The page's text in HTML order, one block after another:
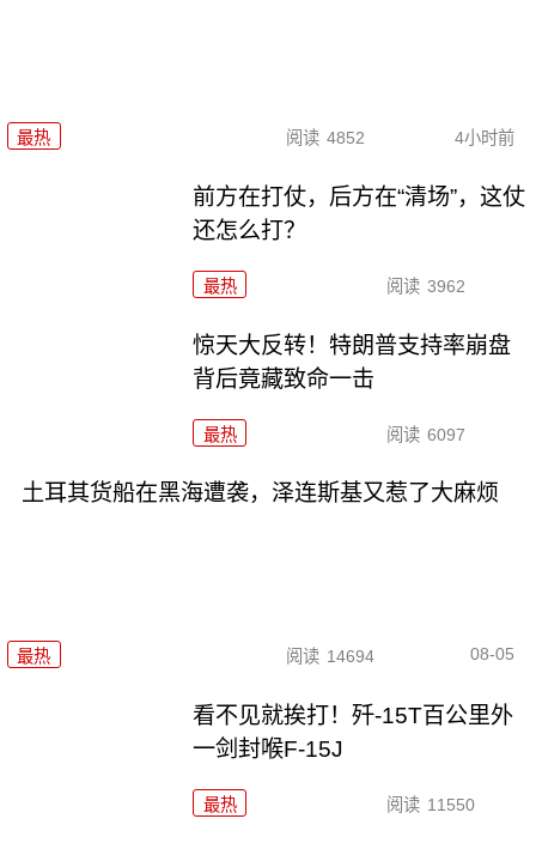
最热 阅读 4852 4小时前
前方在打仗，后方在“清场”，这仗
还怎么打？
最热 阅读 3962
惊天大反转！特朗普支持率崩盘
背后竟藏致命一击
最热 阅读 6097
土耳其货船在黑海遭袭，泽连斯基又惹了大麻烦
最热 阅读 14694 08-05
看不见就挨打！歼-15T百公里外
一剑封喉F-15J
最热 阅读 11550